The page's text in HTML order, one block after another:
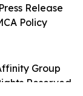
Group
Reserved.
Release
Policy